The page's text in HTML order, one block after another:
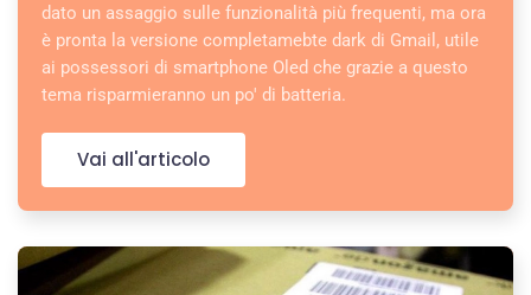
dato un assaggio sulle funzionalità più frequenti, ma ora
è pronta la versione completamebte dark di Gmail, utile
ai possessori di smartphone Oled che grazie a questo
tema risparmieranno un po' di batteria.
Vai all'articolo